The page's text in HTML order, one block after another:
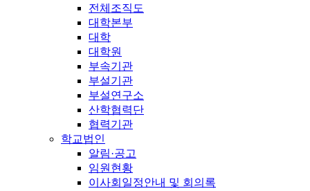
전체조직도
대학본부
대학
대학원
부속기관
부설기관
부설연구소
산학협력단
협력기관
학교법인
알림·공고
임원현황
이사회일정안내 및 회의록